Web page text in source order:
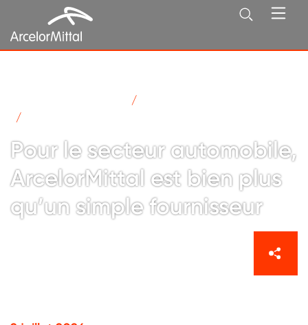
Pour le secteur automobile,
ArcelorMittal est bien plus
qu’un simple fournisseur